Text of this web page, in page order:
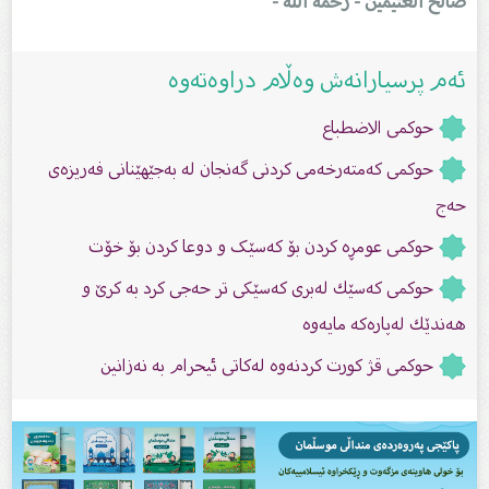
ئەم پرسیارانەش وەڵام دراوەتەوە
حوكمی الاضطباع
حوکمی کەمتەرخەمی کردنی گەنجان لە بەجێهێنانی فەریزەی
حەج
حوکمی عومڕە کردن بۆ کەسێک و دوعا کردن بۆ خۆت
حوکمی كەسێك لەبرى كەسێكى تر حەجى كرد بە كرێ و
هەندێك لەپارەكە مایەوە
حوکمی قژ کورت کردنەوە لەکاتی ئیحرام بە نەزانین